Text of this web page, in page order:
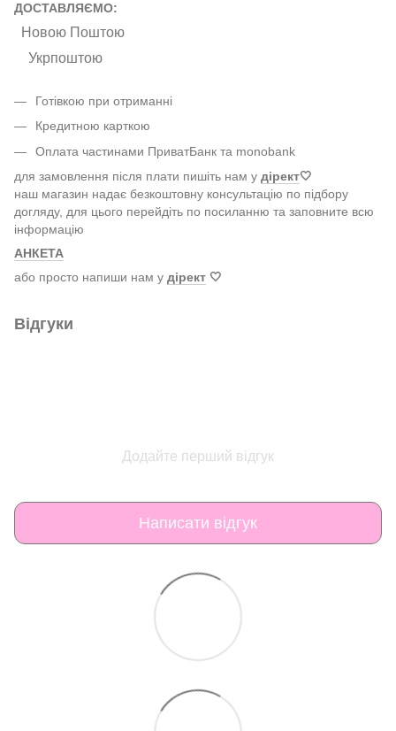
ДОСТАВЛЯЄМО:
Новою Поштою
Укрпоштою
Готівкою при отриманні
Кредитною карткою
Оплата частинами ПриватБанк та monobank
для замовлення після плати пишіть нам у дірект🤍
наш магазин надає безкоштовну консультацію по підбору
догляду, для цього перейдіть по посиланню та заповните всю
інформацію
АНКЕТА
або просто напиши нам у дірект 🤍
Відгуки
Додайте перший відгук
Написати відгук